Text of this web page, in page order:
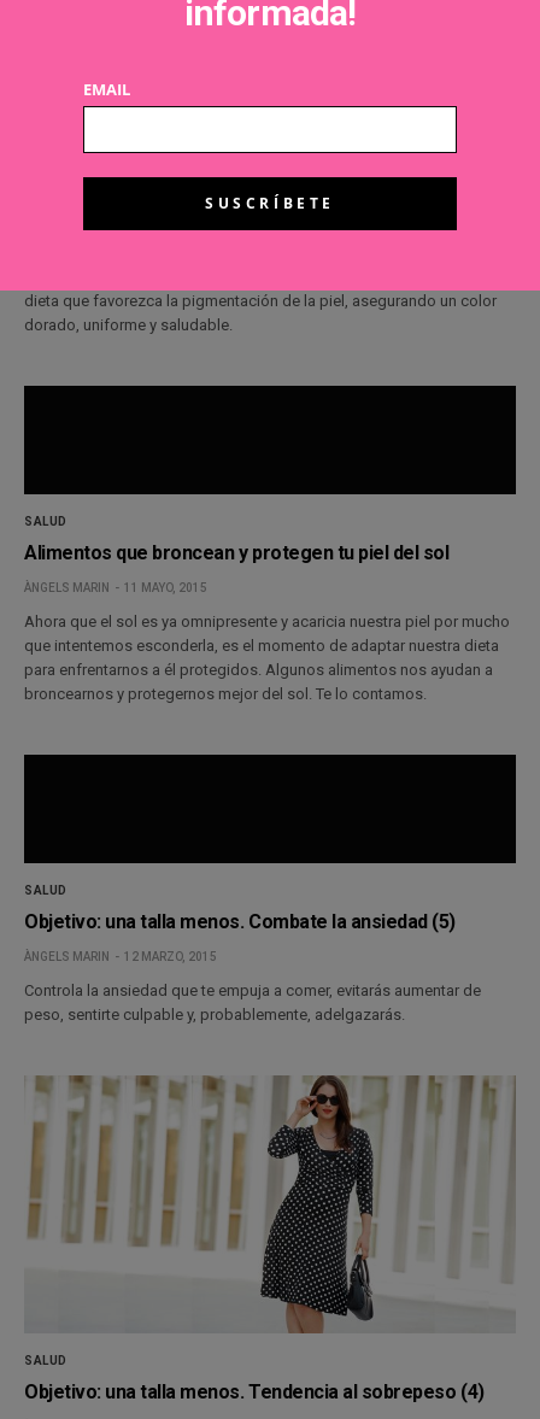
Dieta para un bronceado saludable
dieta que favorezca la pigmentación de la piel, asegurando un color
dorado, uniforme y saludable.
SALUD
Alimentos que broncean y protegen tu piel del sol
ÀNGELS MARIN 11 MAYO, 2015
Ahora que el sol es ya omnipresente y acaricia nuestra piel por mucho
que intentemos esconderla, es el momento de adaptar nuestra dieta
para enfrentarnos a él protegidos. Algunos alimentos nos ayudan a
broncearnos y protegernos mejor del sol. Te lo contamos.
SALUD
Objetivo: una talla menos. Combate la ansiedad (5)
ÀNGELS MARIN 12 MARZO, 2015
Controla la ansiedad que te empuja a comer, evitarás aumentar de
peso, sentirte culpable y, probablemente, adelgazarás.
SALUD
Objetivo: una talla menos. Tendencia al sobrepeso (4)
informada!
EMAIL